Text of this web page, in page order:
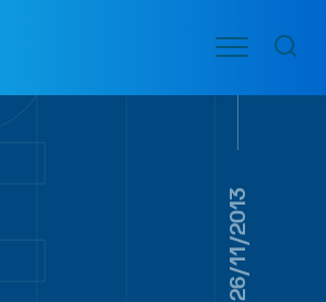
VOO
AÉREAS
Menu
26/11/2013